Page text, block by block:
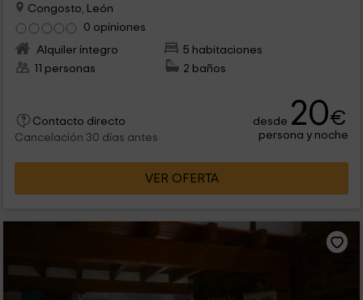
Congosto, León
0 opiniones
Alquiler íntegro
5 habitaciones
11 personas
2 baños
Contacto directo
Cancelación 30 días antes
desde 20€
persona y noche
VER OFERTA